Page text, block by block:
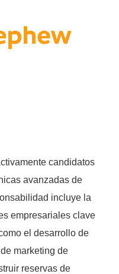
candidatos
avanzadas de
incluye la
empresariales clave
el desarrollo de
marketing de
reservas de